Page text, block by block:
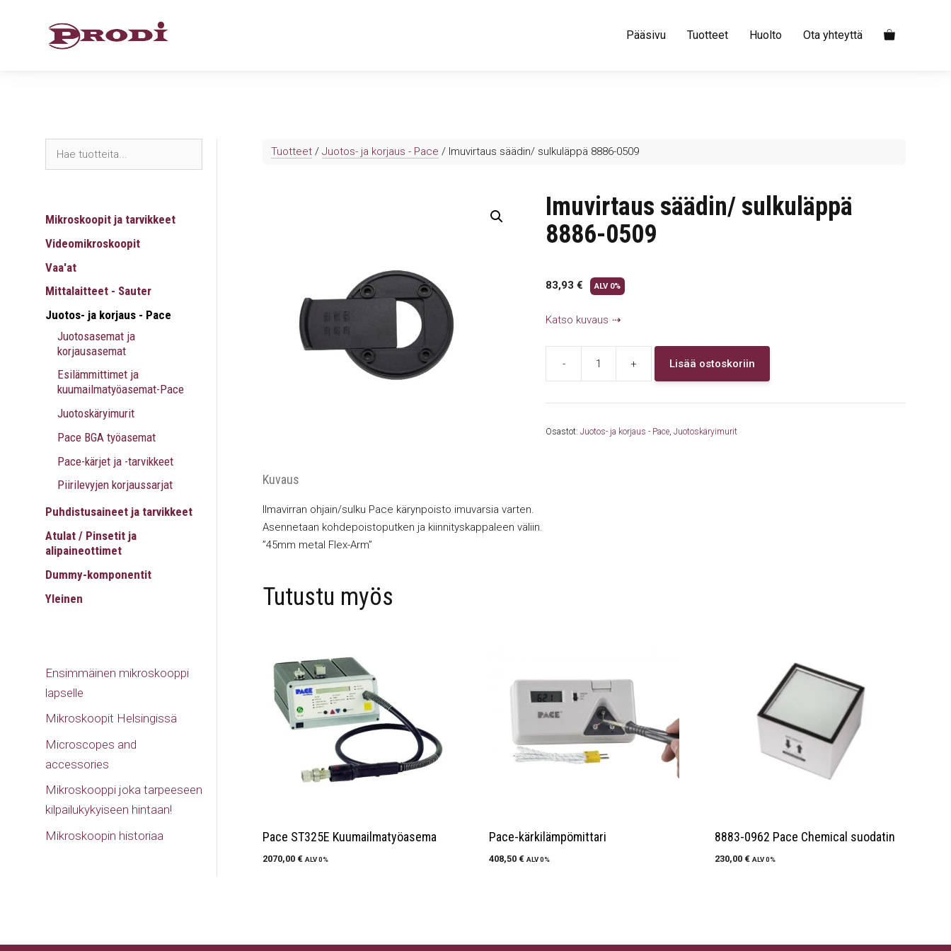
Pääsivu Tuotteet Huolto Ota yhteyttä
Tuotteet /Juotos- ja korjaus - Pace / Imuvirtaus säädin/ sulkuläppä 8886-0509
Imuvirtaus säädin/ sulkuläppä
8886-0509
83,93€ ALV 0%
Katso kuvaus
-
sulkuläppä
+ Lisää ostoskoriin
Osastot:Juotos- ja korjaus - Pace,Juotoskäryimurit
Kuvaus
Ilmavirran ohjain/sulku Pace kärynpoisto imuvarsia varten.
Asennetaan kohdepoistoputken ja kiinnityskappaleen väliin.
”45mm metal Flex-Arm”
Tutustu myös
Pace ST325E Kuumailmatyöasema
2070,00 € ALV 0%
Pace-kärkilämpömittari
408,50 € ALV 0%
8883-0962 Pace Chemical suodatin
230,00 € ALV 0%
Mikroskoopit ja tarvikkeet
Videomikroskoopit
Vaa'at
Mittalaitteet - Sauter
Juotos- ja korjaus - Pace
Juotosasemat ja
korjausasemat
Esilämmittimet ja
kuumailmatyöasemat-Pace
Juotoskäryimurit
Pace BGA työasemat
Pace-kärjet ja -tarvikkeet
Piirilevyjen korjaussarjat
Puhdistusaineet ja tarvikkeet
Atulat / Pinsetit ja
alipaineottimet
Dummy-komponentit
Yleinen
Ensimmäinen mikroskooppi
lapselle
Mikroskoopit Helsingissä
Microscopes and
accessories
Mikroskooppi joka tarpeeseen
kilpailukykyiseen hintaan!
Mikroskoopin historiaa